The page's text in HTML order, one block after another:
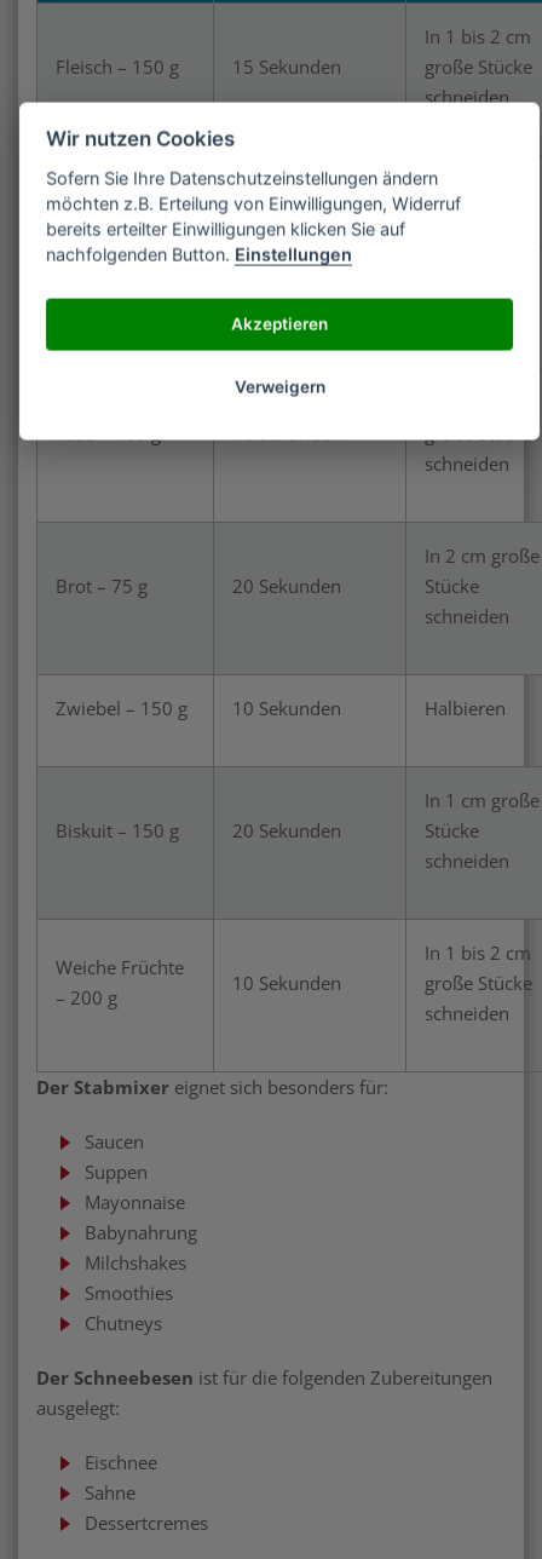
Fleisch – 150 g 15 Sekunden
In 1 bis 2 cm
große Stücke
schneiden
Kraut – 50 g 10 Sekunden
15 Sekunden
schneiden
Brot – 75 g 20 Sekunden
In 2 cm große
Stücke
schneiden
Zwiebel – 150 g 10 Sekunden Halbieren
Biskuit – 150 g 20 Sekunden
In 1 cm große
Stücke
schneiden
Weiche Früchte
– 200 g
10 Sekunden
In 1 bis 2 cm
große Stücke
schneiden
Der Stabmixer eignet sich besonders für:
Saucen
Suppen
Mayonnaise
Babynahrung
Milchshakes
Smoothies
Chutneys
Der Schneebesen ist für die folgenden Zubereitungen
ausgelegt:
Eischnee
Sahne
Dessertcremes
Wir nutzen Cookies
Sofern Sie Ihre Datenschutzeinstellungen ändern
möchten z.B. Erteilung von Einwilligungen, Widerruf
bereits erteilter Einwilligungen klicken Sie auf
nachfolgenden Button. Einstellungen
Akzeptieren
Verweigern